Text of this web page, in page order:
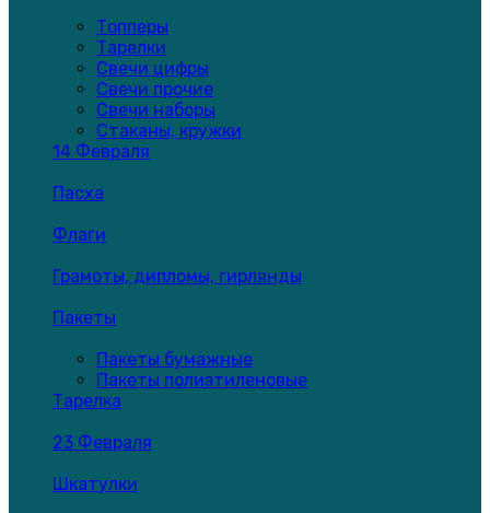
Топперы
Тарелки
Свечи цифры
Свечи прочие
Свечи наборы
Стаканы, кружки
14 Февраля
Пасха
Флаги
Грамоты, дипломы, гирлянды
Пакеты
Пакеты бумажные
Пакеты полиэтиленовые
Тарелка
23 Февраля
Шкатулки